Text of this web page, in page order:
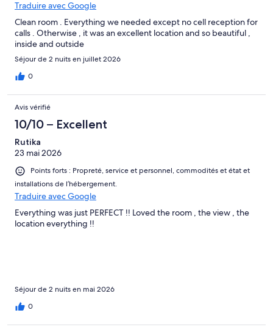
Traduire avec Google
Clean room . Everything we needed except no cell reception for
calls . Otherwise , it was an excellent location and so beautiful ,
inside and outside
Séjour de 2 nuits en juillet 2026
0
Avis vérifié
10/10 – Excellent
Rutika
23 mai 2026
Points forts : Propreté, service et personnel, commodités et état et
installations de l’hébergement.
Traduire avec Google
Everything was just PERFECT !! Loved the room , the view , the
location everything !!
Séjour de 2 nuits en mai 2026
0